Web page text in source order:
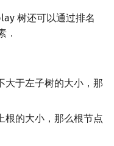
树还可以通过排名
．
大于左子树的大小，那
根的大小，那么根节点